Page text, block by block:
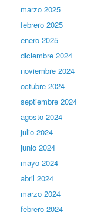
marzo 2025
febrero 2025
enero 2025
diciembre 2024
noviembre 2024
octubre 2024
septiembre 2024
agosto 2024
julio 2024
junio 2024
mayo 2024
abril 2024
marzo 2024
febrero 2024